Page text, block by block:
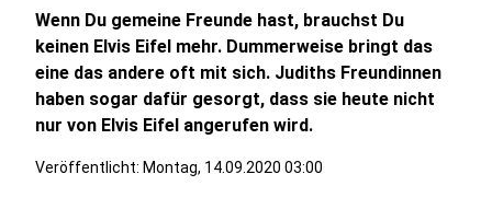
Wenn Du gemeine Freunde hast, brauchst Du
keinen Elvis Eifel mehr. Dummerweise bringt das
eine das andere oft mit sich. Judiths Freundinnen
haben sogar dafür gesorgt, dass sie heute nicht
nur von Elvis Eifel angerufen wird.
Veröffentlicht: Montag, 14.09.2020 03:00